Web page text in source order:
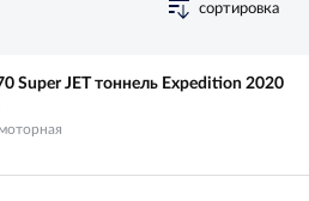
сортировка
Super JET тоннель Expedition 2020
моторная